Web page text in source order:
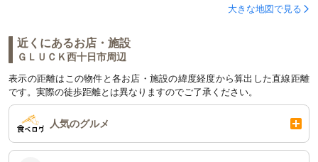
大きな地図で見る
近くにあるお店・施設
ＧＬＵＣＫ西十日市周辺
表示の距離はこの物件と各お店・施設の緯度経度から算出した直線距離
です。実際の徒歩距離とは異なりますのでご了承ください。
人気のグルメ